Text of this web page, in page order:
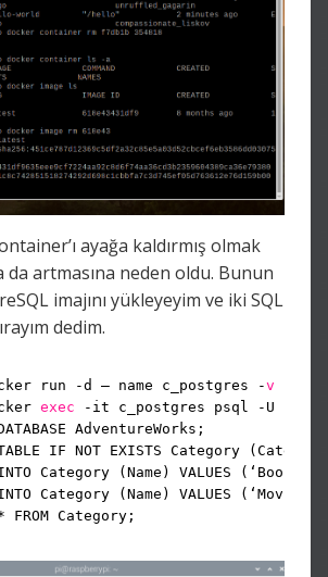
ayağa kaldırmış olmak
da artmasına neden oldu. Bunun
imajını yükleyeyim ve iki SQL
dedim.
run -d — name c_postgres -v
exec
-it c_postgres psql -U
AdventureWorks;
TABLE IF NOT EXISTS Category
Category (Name) VALUES (‘Book’);
Category (Name) VALUES (‘Movie’);
FROM Category;